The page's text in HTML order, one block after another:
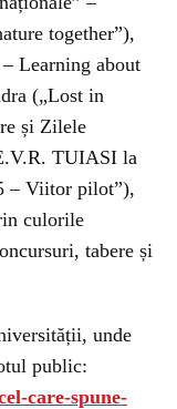
together”),
Learning about
(„Lost in
și Zilele
TUIASI la
– Viitor pilot”),
culorile
tabere și
unde
public:
care-spune-